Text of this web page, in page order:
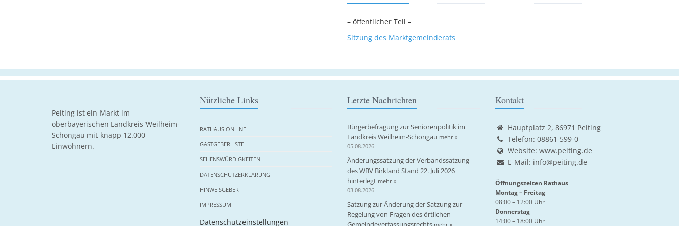
– öffentlicher Teil –
Sitzung des Marktgemeinderats
Peiting ist ein Markt im
oberbayerischen Landkreis Weilheim-
Schongau mit knapp 12.000
Einwohnern.
Nützliche Links
RATHAUS ONLINE
GASTGEBERLISTE
SEHENSWÜRDIGKEITEN
DATENSCHUTZERKLÄRUNG
HINWEISGEBER
IMPRESSUM
Datenschutzeinstellungen
Letzte Nachrichten
Bürgerbefragung zur Seniorenpolitik im
Landkreis Weilheim-Schongau mehr »
05.08.2026
Änderungssatzung der Verbandssatzung
des WBV Birkland Stand 22. Juli 2026
hinterlegt mehr »
03.08.2026
Satzung zur Änderung der Satzung zur
Regelung von Fragen des örtlichen
Kontakt
Hauptplatz 2, 86971 Peiting
Telefon: 08861-599-0
Website: www.peiting.de
E-Mail: info@peiting.de
Öffnungszeiten Rathaus
Montag – Freitag
08:00 – 12:00 Uhr
Donnerstag
14:00 – 18:00 Uhr